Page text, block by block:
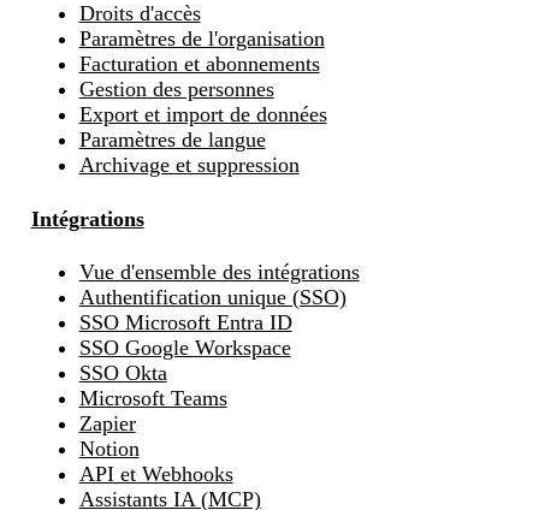
Droits d'accès
Paramètres de l'organisation
Facturation et abonnements
Gestion des personnes
Export et import de données
Paramètres de langue
Archivage et suppression
Intégrations
Vue d'ensemble des intégrations
Authentification unique (SSO)
SSO Microsoft Entra ID
SSO Google Workspace
SSO Okta
Microsoft Teams
Zapier
Notion
API et Webhooks
Assistants IA (MCP)